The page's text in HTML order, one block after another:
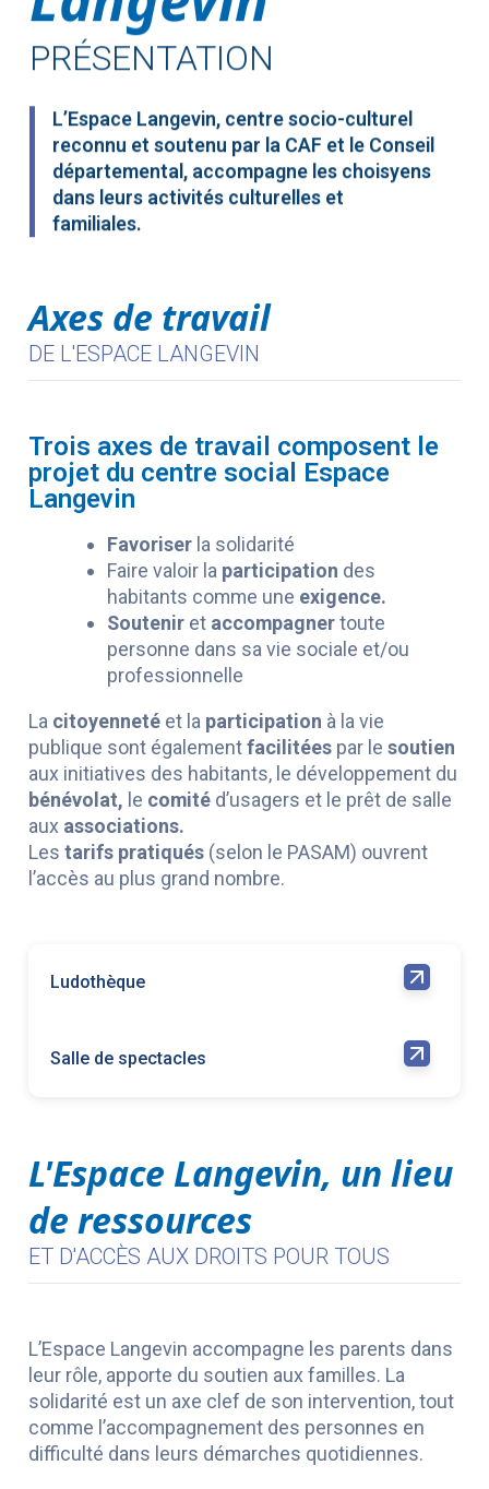
PRÉSENTATION
L’Espace Langevin, centre socio-culturel
reconnu et soutenu par la CAF et le Conseil
départemental, accompagne les choisyens
dans leurs activités culturelles et
familiales.
Axes de travail
DE L'ESPACE LANGEVIN
Trois axes de travail composent le
projet du centre social Espace
Langevin
Favoriser la solidarité
Faire valoir la participation des
habitants comme une exigence.
Soutenir et accompagnertoute
personne dans sa vie sociale et/ou
professionnelle
La citoyenneté et la participation à la vie
publique sont égalementfacilitées par lesoutien
aux initiatives des habitants, le développement du
bénévolat, le comité d’usagers et le prêt de salle
aux associations.
Lestarifs pratiqués (selon le PASAM) ouvrent
l’accès au plus grand nombre.
Ludothèque
Salle de spectacles
L'Espace Langevin, un lieu
de ressources
ET D'ACCÈS AUX DROITS POUR TOUS
L’Espace Langevin accompagne les parents dans
leur rôle, apporte du soutien aux familles. La
solidarité est un axe clef de son intervention, tout
comme l’accompagnement des personnes en
difficulté dans leurs démarches quotidiennes.